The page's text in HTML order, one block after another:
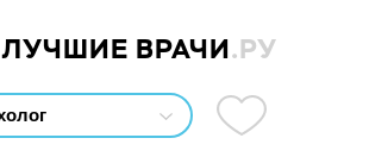
ЛУЧШИЕ ВРАЧИ.РУ